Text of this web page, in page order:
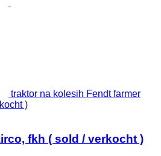
traktor na kolesih Fendt farmer
)
fkh ( sold / verkocht )